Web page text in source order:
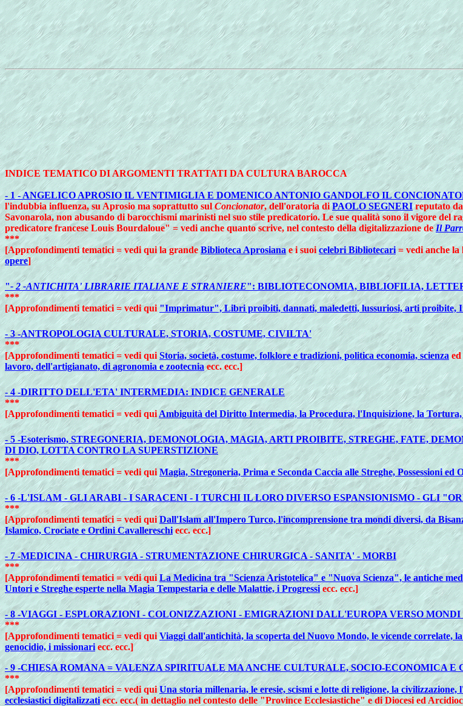
INDICE TEMATICO DI ARGOMENTI TRATTATI DA CULTURA BAROCCA
- 1 - ANGELICO APROSIO IL VENTIMIGLIA E DOMENICO ANTONIO GANDOLFO IL
l'indubbia influenza, su Aprosio ma soprattutto sulConcionator, dell'oratoria diPAOLO SEGNERIreputato
Savonarola, non abusando di barocchismi marinisti nel suo stile predicatorio. Le sue qualità sono il vigore del
predicatore francese Louis Bourdaloue" = vedi anche quanto scrive, nel contesto della digitalizzazione deIl
***
[Approfondimenti tematici = vedi qui la grandeBiblioteca Aprosianae i suoicelebri Bibliotecari= vedi anche la
opere]
"- 2 -ANTICHITA' LIBRARIE ITALIANE E STRANIERE": BIBLIOTECONOMIA, BIBLIOFILIA,
***
[Approfondimenti tematici = vedi qui "Imprimatur", Libri proibiti, dannati, maledetti, lussuriosi, arti proibite,
- 3 -ANTROPOLOGIA CULTURALE, STORIA, COSTUME, CIVILTA'
***
[Approfondimenti tematici = vedi qui Storia, società, costume, folklore e tradizioni, politica economia, scienza
lavoro, dell'artigianato, di agronomia e zootecniaecc. ecc.]
- 4 -DIRITTO DELL'ETA' INTERMEDIA: INDICE GENERALE
***
[Approfondimenti tematici = vedi quiAmbiguità del Diritto Intermedia, la Procedura, l'Inquisizione, la
- 5 -Esoterismo, STREGONERIA, DEMONOLOGIA, MAGIA, ARTI PROIBITE, STREGHE, FATE,
DI DIO, LOTTA CONTRO LA SUPERSTIZIONE
***
[Approfondimenti tematici = vedi quiMagia, Stregoneria, Prima e Seconda Caccia alle Streghe, Possessioni
- 6 -L'ISLAM - GLI ARABI - I SARACENI - I TURCHI IL LORO DIVERSO ESPANSIONISMO - GLI
***
[Approfondimenti tematici = vedi quiDall'Islam all'Impero Turco, l'incomprensione tra mondi diversi, da
Islamico, Crociate e Ordini Cavallereschi ecc. ecc.]
- 7 -MEDICINA - CHIRURGIA - STRUMENTAZIONE CHIRURGICA - SANITA' - MORBI
***
[Approfondimenti tematici = vedi quiLa Medicina tra "Scienza Aristotelica" e "Nuova Scienza", le antiche
Untori e Streghe esperte nella Magia Tempestaria e delle Malattie, i Progressiecc. ecc.]
- 8 -VIAGGI - ESPLORAZIONI - COLONIZZAZIONI - EMIGRAZIONI DALL'EUROPA VERSO
***
[Approfondimenti tematici = vedi qui Viaggi dall'antichità, la scoperta del Nuovo Mondo, le vicende correlate,
genocidio, i missionari ecc. ecc.]
- 9 -CHIESA ROMANA = VALENZA SPIRITUALE MA ANCHE CULTURALE, SOCIO-ECONOMICA
***
[Approfondimenti tematici = vedi quiUna storia millenaria, le eresie, scismi e lotte di religione, la
ecclesiastici digitalizzatiecc. ecc.( in dettaglio nel contesto delle "Province Ecclesiastiche" e di Diocesi ed